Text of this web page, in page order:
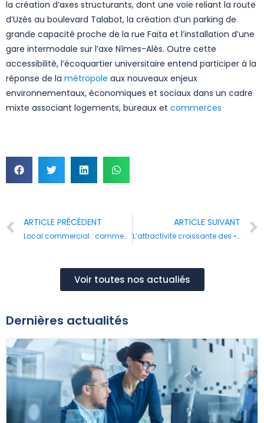
la création d’axes structurants, dont une voie reliant la route
d’Uzès au boulevard Talabot, la création d’un parking de
grande capacité proche de la rue Faïta et l’installation d’une
gare intermodale sur l’axe Nîmes-Alès. Outre cette
accessibilité, l’écoquartier universitaire entend participer à la
réponse de la métropole aux nouveaux enjeux
environnementaux, économiques et sociaux dans un cadre
mixte associant logements, bureaux et commerces
ARTICLE PRÉCÉDENT
Local commercial : comment trouver la perle rare ?
ARTICLE SUIVANT
L’attractivité croissante des « villes cathédrale »
Voir toutes nos actualiés
Dernières actualités